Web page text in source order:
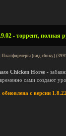
- торрент, полная
Платформеры (вид сбоку)
Chicken Horse -
сами создают
обновлена с версии